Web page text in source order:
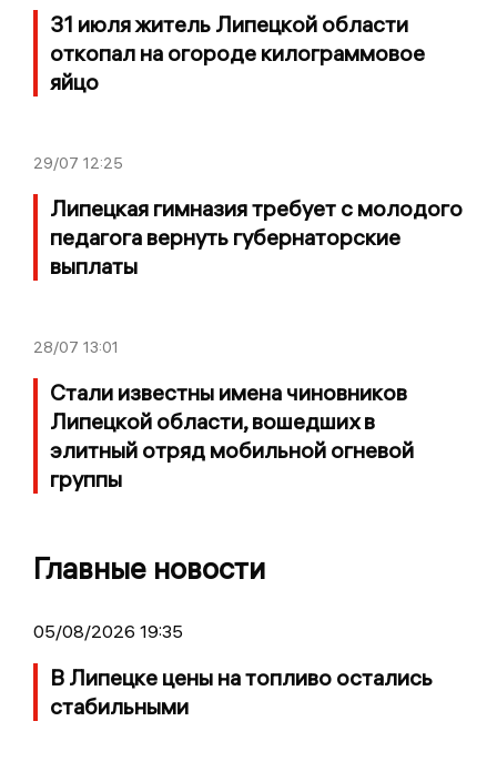
31 июля житель Липецкой области
откопал на огороде килограммовое
яйцо
29/07 12:25
Липецкая гимназия требует с молодого
педагога вернуть губернаторские
выплаты
28/07 13:01
Стали известны имена чиновников
Липецкой области, вошедших в
элитный отряд мобильной огневой
группы
Главные новости
05/08/2026 19:35
В Липецке цены на топливо остались
стабильными